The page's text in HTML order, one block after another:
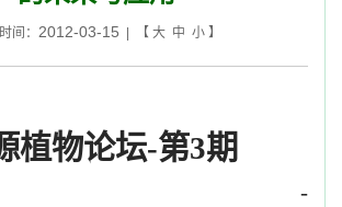
间： 2012-03-15 | 【 大 中 小】
植物论坛-第3期
-